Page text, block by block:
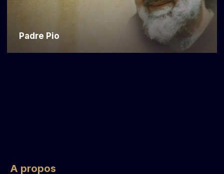
Padre Pio
A propos